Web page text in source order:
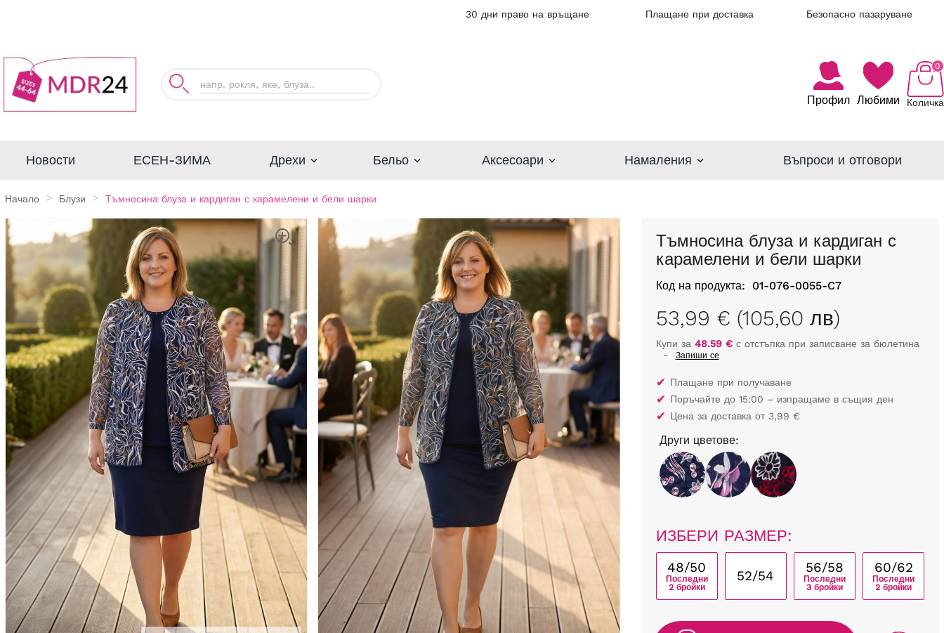
30 дни право на връщане Плащане при доставка Безопасно пазаруване
Профил Любими Количка
0
Новости ЕСЕН-ЗИМА Дрехи Бельо Аксесоари Намаления Въпроси и отговори
Начало Блузи Тъмносина блуза и кардиган с карамелени и бели шарки
Тъмносина блуза и кардиган с
карамелени и бели шарки
Код на продукта: 01-076-0055-C7
53,99 € (105,60 лв)
Купи за 48.59 €с отстъпка при записване за бюлетина
-
Запиши се
✔ Плащане при получаване
✔ Поръчайте до 15:00 – изпращаме в същия ден
✔ Цена за доставка от 3,99 €
Други цветове:
ИЗБЕРИ РАЗМЕР:
48/50
Последни
2 бройки
52/54
56/58
Последни
3 бройки
60/62
Последни
2 бройки